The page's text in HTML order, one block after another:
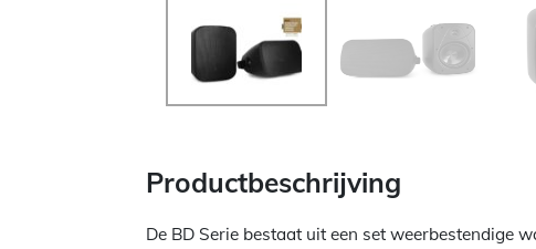
Productbeschrijving
De BD Serie bestaat uit een set weerbestendige